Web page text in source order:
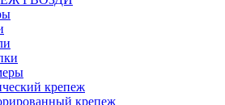
крепеж
крепеж